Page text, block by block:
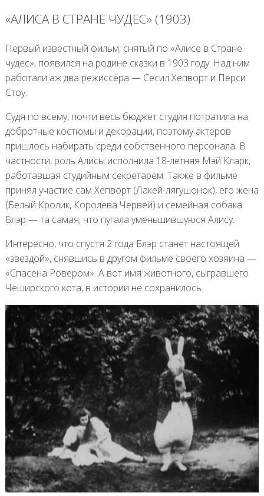
«АЛИСА В СТРАНЕ ЧУДЕС» (1903)
Первый известный фильм, снятый по «Алисе в Стране
чудес», появился на родине сказки в 1903 году. Над ним
работали аж два режиссёра — Сесил Хепворт и Перси
Стоу.
Судя по всему, почти весь бюджет студия потратила на
добротные костюмы и декорации, поэтому актёров
пришлось набирать среди собственного персонала. В
частности, роль Алисы исполнила 18-летняя Мэй Кларк,
работавшая студийным секретарём. Также в фильме
принял участие сам Хепворт (Лакей-лягушонок), его жена
(Белый Кролик, Королева Червей) и семейная собака
Блэр — та самая, что пугала уменьшившуюся Алису.
Интересно, что спустя 2 года Блэр станет настоящей
«звездой», снявшись в другом фильме своего хозяина —
«Спасена Ровером». А вот имя животного, сыгравшего
Чеширского кота, в истории не сохранилось.